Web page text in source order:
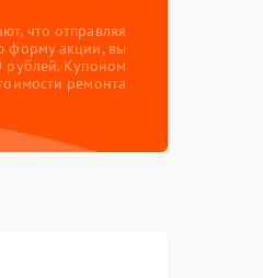
что отправляя
форму акции, вы
рублей. Купоном
ремонта